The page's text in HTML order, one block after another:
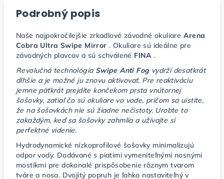
Podrobný popis
Naše najpokročilejšie zrkadlové závodné okuliare Arena
Cobra Ultra Swipe Mirror . Okuliare sú ideálne pre
závodných plavcov a sú schválené FINA .
Revolučná technológia Swipe Anti Fogvydrží desaťkrát
dlhšie a je možné ju znovu aktivovať. Pre reaktiváciu
jemne päťkrát prejdite končekom prsta vnútornej
šošovky, zatiaľ čo sú okuliare vo vode, pričom sa uistite,
že na šošovkách nie sú žiadne nečistoty. Urobte to
zakaždým, keď sa šošovky zahmlia a užívajte si
perfektné videnie.
Hydrodynamické nízkoprofilové šošovky minimalizujú
odpor vody. Dodávané s piatimi vymeniteľnými nosnými
mostíkmi pre dokonalé prispôsobenie rôznym tvarom
tváre a nosa. Dvojitý popruh je ľahko nastaviteľný v